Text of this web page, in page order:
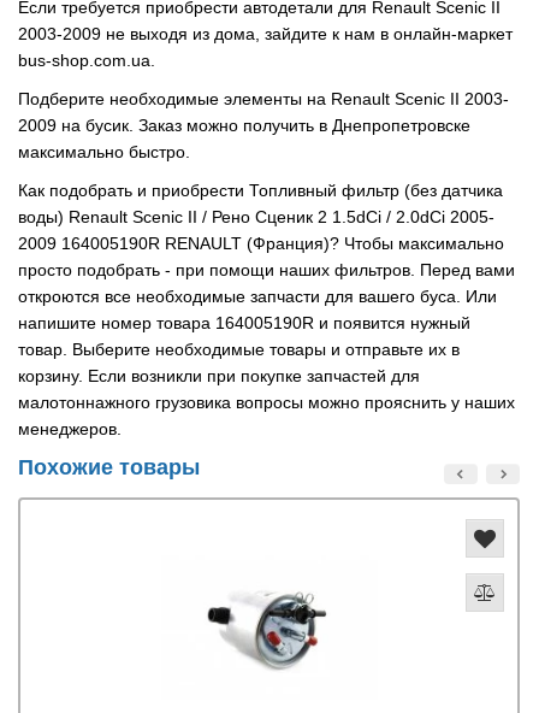
Если требуется приобрести автодетали для Renault Scenic II
2003-2009 не выходя из дома, зайдите к нам в онлайн-маркет
bus-shop.com.ua.
Подберите необходимые элементы на Renault Scenic II 2003-
2009 на бусик. Заказ можно получить в Днепропетровске
максимально быстро.
Как подобрать и приобрести Топливный фильтр (без датчика
воды) Renault Scenic II / Рено Сценик 2 1.5dCi / 2.0dCi 2005-
2009 164005190R RENAULT (Франция)? Чтобы максимально
просто подобрать - при помощи наших фильтров. Перед вами
откроются все необходимые запчасти для вашего буса. Или
напишите номер товара 164005190R и появится нужный
товар. Выберите необходимые товары и отправьте их в
корзину. Если возникли при покупке запчастей для
малотоннажного грузовика вопросы можно прояснить у наших
менеджеров.
Похожие товары